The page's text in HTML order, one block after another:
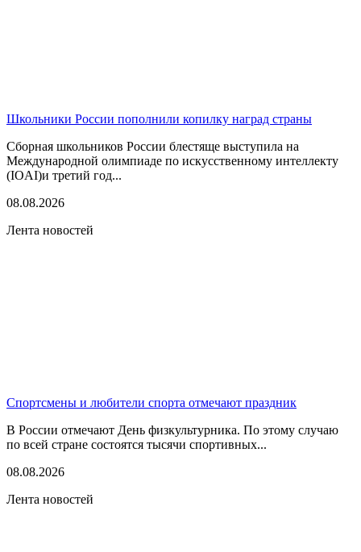
Школьники России пополнили копилку наград страны
Сборная школьников России блестяще выступила на
Международной олимпиаде по искусственному интеллекту
(IOAI)и третий год...
08.08.2026
Лента новостей
Спортсмены и любители спорта отмечают праздник
В России отмечают День физкультурника. По этому случаю
по всей стране состоятся тысячи спортивных...
08.08.2026
Лента новостей